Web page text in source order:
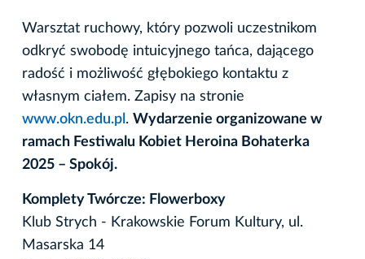
Warsztat ruchowy, który pozwoli uczestnikom
odkryć swobodę intuicyjnego tańca, dającego
radość i możliwość głębokiego kontaktu z
własnym ciałem. Zapisy na stronie
www.okn.edu.pl . Wydarzenie organizowane w
ramach Festiwalu Kobiet Heroina Bohaterka
2025 – Spokój.
Komplety Twórcze: Flowerboxy
Klub Strych - Krakowskie Forum Kultury, ul.
Masarska 14